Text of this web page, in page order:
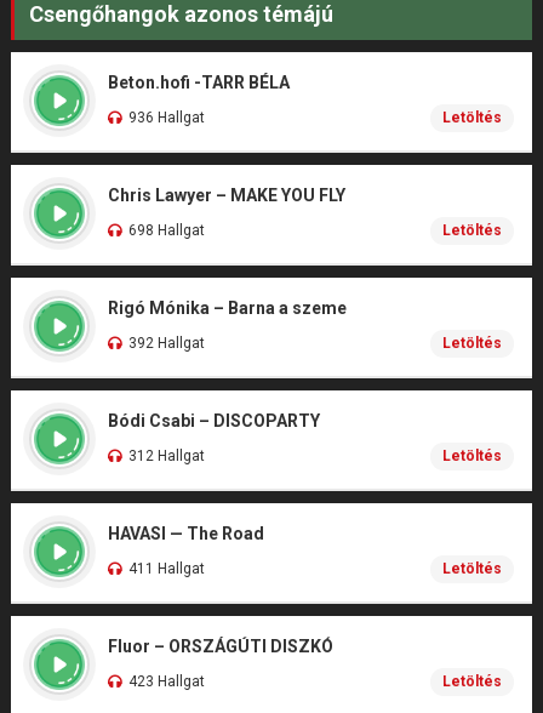
Csengőhangok azonos témájú
Beton.hofi -TARR BÉLA
936 Hallgat Letöltés
Chris Lawyer – MAKE YOU FLY
698 Hallgat Letöltés
Rigó Mónika – Barna a szeme
392 Hallgat Letöltés
Bódi Csabi – DISCOPARTY
312 Hallgat Letöltés
HAVASI — The Road
411 Hallgat Letöltés
Fluor – ORSZÁGÚTI DISZKÓ
423 Hallgat Letöltés